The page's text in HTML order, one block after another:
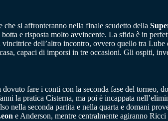
si affronteranno nella finale scudetto della
e risposta molto avvincente. La sfida è in
dell’altro incontro, ovvero quello tra
capaci di imporsi in tre occasioni. Gli ospiti,
dovuto fare i conti con la seconda fase del torneo,
la pratica Cisterna, ma poi è incappata
nella seconda partita e nella quarta e domani
e Anderson, mentre centralmente agiranno Ricci